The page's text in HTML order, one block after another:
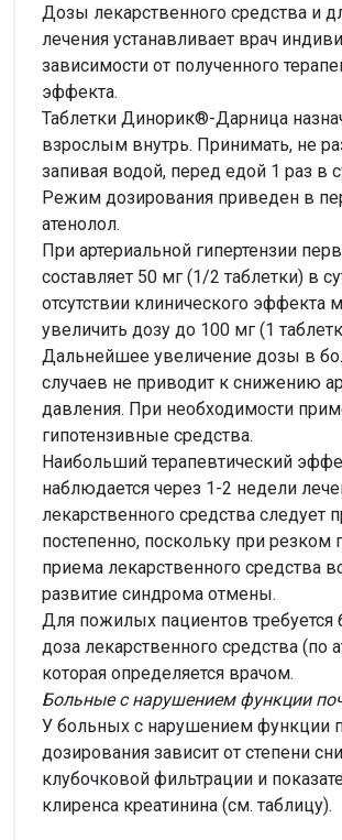
Дозы лекарственного средства и
лечения устанавливает врач
зависимости от полученного
эффекта.
Таблетки Динорик®-Дарница
взрослым внутрь. Принимать, не
запивая водой, перед едой 1 раз в
Режим дозирования приведен в
атенолол.
При артериальной гипертензии
составляет 50 мг (1/2 таблетки) в
отсутствии клинического эффекта
увеличить дозу до 100 мг (1
Дальнейшее увеличение дозы в
случаев не приводит к снижению
давления. При необходимости
гипотензивные средства.
Наибольший терапевтический
наблюдается через 1-2 недели
лекарственного средства следует
постепенно, поскольку при резком
приема лекарственного средства
развитие синдрома отмены.
Для пожилых пациентов требуется
доза лекарственного средства (по
которая определяется врачом.
Больные с нарушением функции
У больных с нарушением функции
дозирования зависит от степени
клубочковой фильтрации и
клиренса креатинина (см. таблицу).